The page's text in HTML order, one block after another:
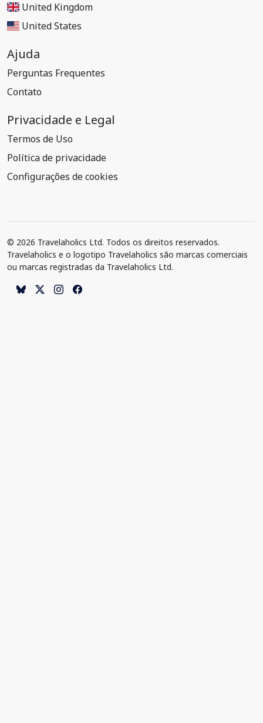
United Kingdom
United States
Ajuda
Perguntas Frequentes
Contato
Privacidade e Legal
Termos de Uso
Política de privacidade
Configurações de cookies
© 2026 Travelaholics Ltd. Todos os direitos reservados.
Travelaholics e o logotipo Travelaholics são marcas comerciais
ou marcas registradas da Travelaholics Ltd.